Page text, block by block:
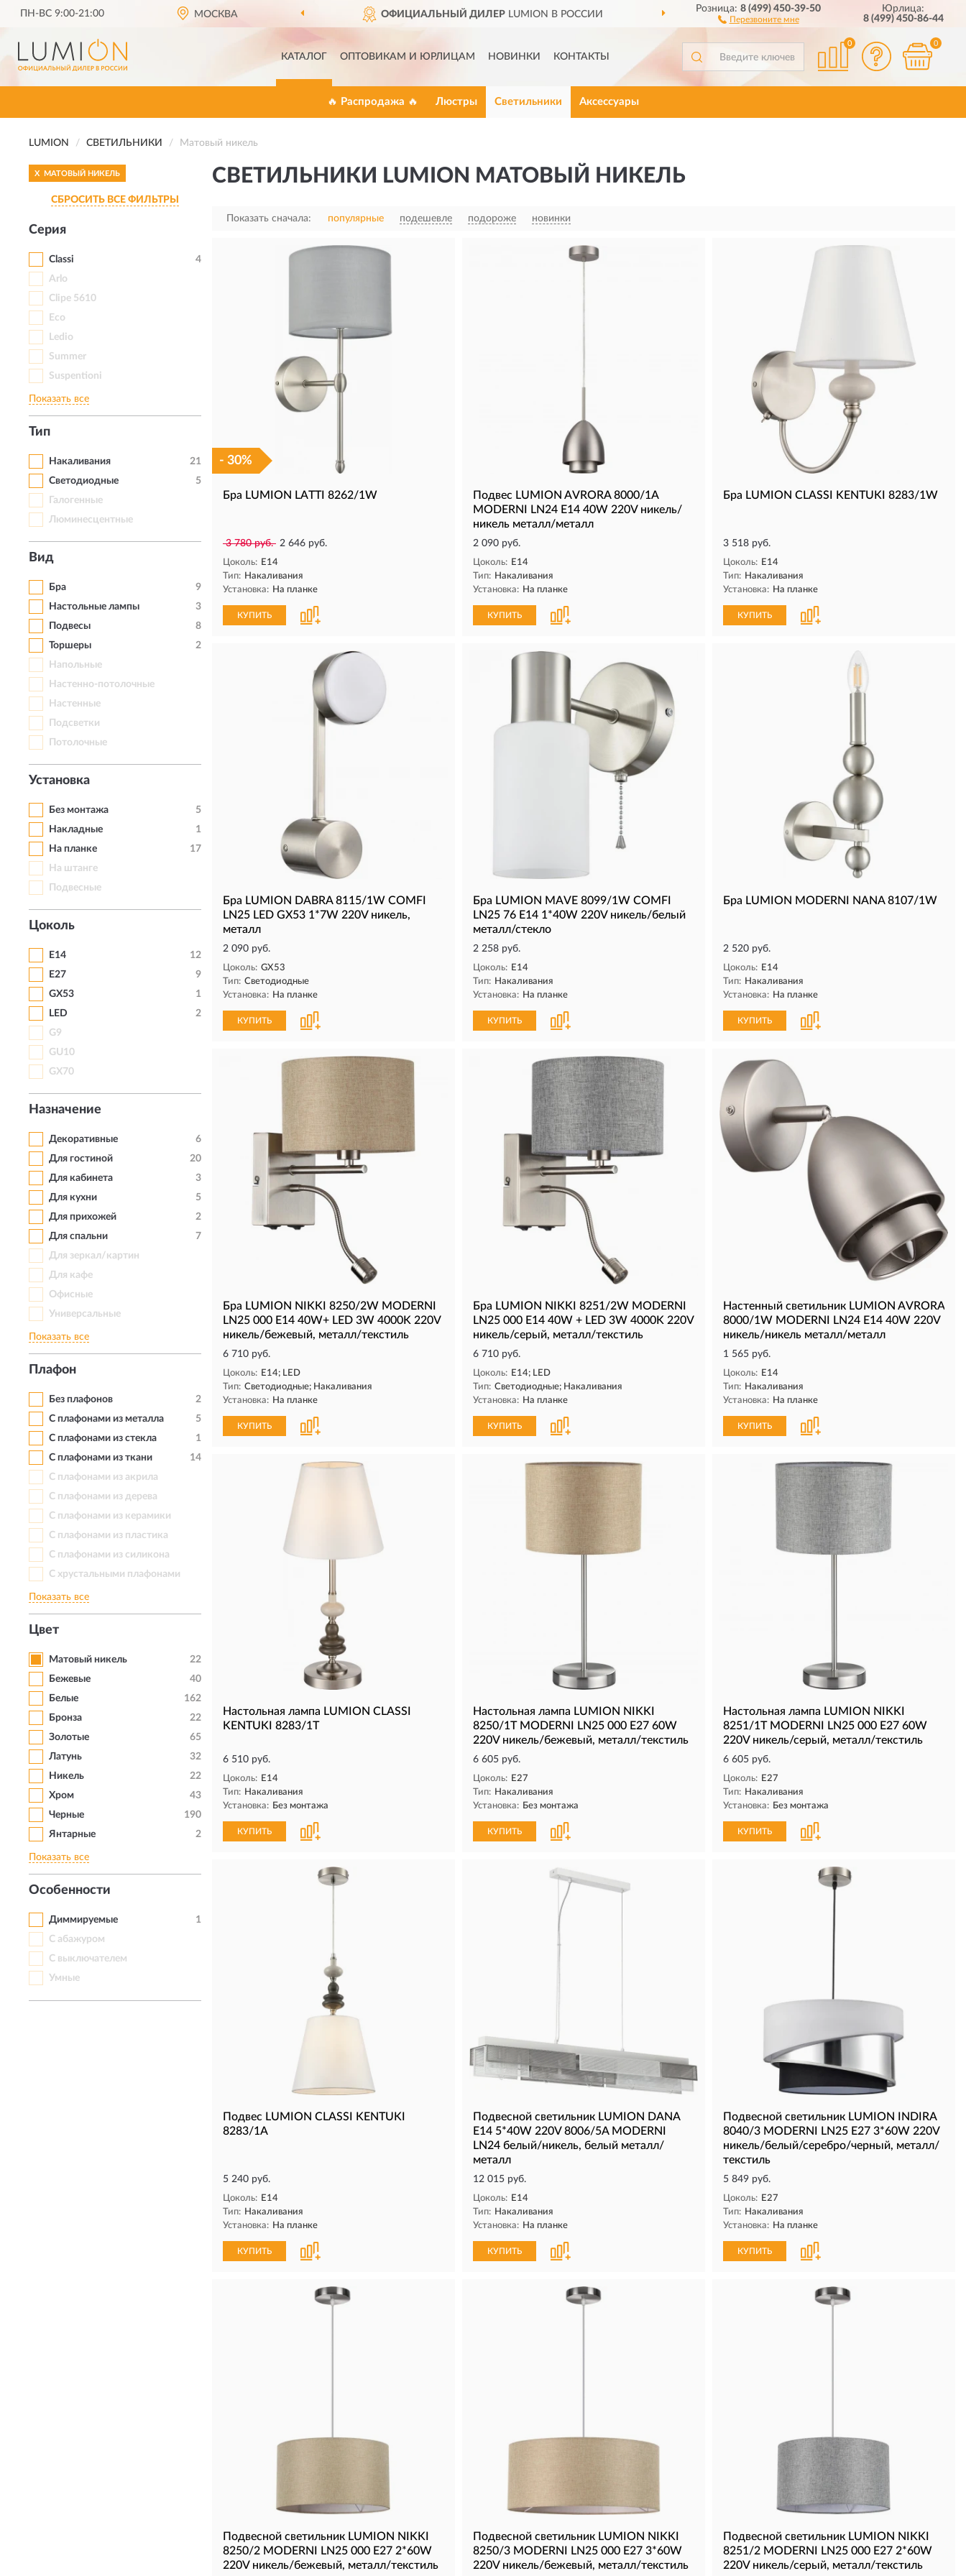
ПН-ВС 9:00-21:00 МОСКВА ОФИЦИАЛЬНЫЙ ДИЛЕР LUMION В РОССИИ ДОСТАВИМ ПО ВСЕЙ РОССИИ
Розница:8 (499) 450-39-50
Перезвоните мне
Юрлица:
8 (499) 450-86-44
КАТАЛОГ ОПТОВИКАМ И ЮРЛИЦАМ НОВИНКИ КОНТАКТЫ
0 0
🔥 Распродажа 🔥 Люстры Светильники Аксессуары
LUMION СВЕТИЛЬНИКИ Матовый никель
X МАТОВЫЙ НИКЕЛЬ
СБРОСИТЬ ВСЕ ФИЛЬТРЫ
Серия
Classi
4
Arlo
Clipe 5610
Eco
Ledio
Summer
Suspentioni
Показать все
Тип
Накаливания
21
Светодиодные
5
Галогенные
Люминесцентные
Вид
Бра
9
Настольные лампы
3
Подвесы
8
Торшеры
2
Напольные
Настенно-потолочные
Настенные
Подсветки
Потолочные
Установка
Без монтажа
5
Накладные
1
На планке
17
На штанге
Подвесные
Цоколь
E14
12
E27
9
GX53
1
LED
2
G9
GU10
GX70
Назначение
Декоративные
6
Для гостиной
20
Для кабинета
3
Для кухни
5
Для прихожей
2
Для спальни
7
Для зеркал/картин
Для кафе
Офисные
Универсальные
Показать все
Плафон
Без плафонов
2
С плафонами из металла
5
С плафонами из стекла
1
С плафонами из ткани
14
С плафонами из акрила
С плафонами из дерева
С плафонами из керамики
С плафонами из пластика
С плафонами из силикона
С хрустальными плафонами
Показать все
Цвет
Матовый никель
22
Бежевые
40
Белые
162
Бронза
22
Золотые
65
Латунь
32
Никель
22
Хром
43
Черные
190
Янтарные
2
Показать все
Особенности
Диммируемые
1
С абажуром
С выключателем
Умные
СВЕТИЛЬНИКИ LUMION МАТОВЫЙ НИКЕЛЬ
Показать сначала: популярные подешевле подороже новинки
- 30%
Бра LUMION LATTI 8262/1W
3 780 руб. 2 646 руб.
Цоколь: E14
Тип: Накаливания
Установка: На планке
КУПИТЬ
Подвес LUMION AVRORA 8000/1A
MODERNI LN24 Е14 40W 220V никель/
никель металл/металл
2 090 руб.
Цоколь: E14
Тип: Накаливания
Установка: На планке
КУПИТЬ
Бра LUMION CLASSI KENTUKI 8283/1W
3 518 руб.
Цоколь: E14
Тип: Накаливания
Установка: На планке
КУПИТЬ
Бра LUMION DABRA 8115/1W COMFI
LN25 LED GX53 1*7W 220V никель,
металл
2 090 руб.
Цоколь: GX53
Тип: Светодиодные
Установка: На планке
КУПИТЬ
Бра LUMION MAVE 8099/1W COMFI
LN25 76 Е14 1*40W 220V никель/белый
металл/стекло
2 258 руб.
Цоколь: E14
Тип: Накаливания
Установка: На планке
КУПИТЬ
Бра LUMION MODERNI NANA 8107/1W
2 520 руб.
Цоколь: E14
Тип: Накаливания
Установка: На планке
КУПИТЬ
Бра LUMION NIKKI 8250/2W MODERNI
LN25 000 Е14 40W+ LED 3W 4000K 220V
никель/бежевый, металл/текстиль
6 710 руб.
Цоколь: E14; LED
Тип: Светодиодные; Накаливания
Установка: На планке
КУПИТЬ
Бра LUMION NIKKI 8251/2W MODERNI
LN25 000 Е14 40W + LED 3W 4000K 220V
никель/серый, металл/текстиль
6 710 руб.
Цоколь: E14; LED
Тип: Светодиодные; Накаливания
Установка: На планке
КУПИТЬ
Настенный светильник LUMION AVRORA
8000/1W MODERNI LN24 Е14 40W 220V
никель/никель металл/металл
1 565 руб.
Цоколь: E14
Тип: Накаливания
Установка: На планке
КУПИТЬ
Настольная лампа LUMION CLASSI
KENTUKI 8283/1T
6 510 руб.
Цоколь: E14
Тип: Накаливания
Установка: Без монтажа
КУПИТЬ
Настольная лампа LUMION NIKKI
8250/1T MODERNI LN25 000 Е27 60W
220V никель/бежевый, металл/текстиль
6 605 руб.
Цоколь: E27
Тип: Накаливания
Установка: Без монтажа
КУПИТЬ
Настольная лампа LUMION NIKKI
8251/1T MODERNI LN25 000 Е27 60W
220V никель/серый, металл/текстиль
6 605 руб.
Цоколь: E27
Тип: Накаливания
Установка: Без монтажа
КУПИТЬ
Подвес LUMION CLASSI KENTUKI
8283/1A
5 240 руб.
Цоколь: E14
Тип: Накаливания
Установка: На планке
КУПИТЬ
Подвесной светильник LUMION DANA
Е14 5*40W 220V 8006/5A MODERNI
LN24 белый/никель, белый металл/
металл
12 015 руб.
Цоколь: E14
Тип: Накаливания
Установка: На планке
КУПИТЬ
Подвесной светильник LUMION INDIRA
8040/3 MODERNI LN25 Е27 3*60W 220V
никель/белый/серебро/черный, металл/
текстиль
5 849 руб.
Цоколь: E27
Тип: Накаливания
Установка: На планке
КУПИТЬ
Подвесной светильник LUMION NIKKI
8250/2 MODERNI LN25 000 Е27 2*60W
220V никель/бежевый, металл/текстиль
Подвесной светильник LUMION NIKKI
8250/3 MODERNI LN25 000 Е27 3*60W
220V никель/бежевый, металл/текстиль
Подвесной светильник LUMION NIKKI
8251/2 MODERNI LN25 000 Е27 2*60W
220V никель/серый, металл/текстиль